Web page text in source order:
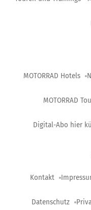
MOTORRAD Hotels
MOTORRAD
Digital-Abo hier
Kontakt
Datenschutz